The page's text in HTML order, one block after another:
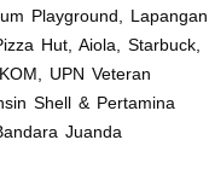
Playground,
Hut, Aiola, Starbuck,
UPN Veteran
Shell & Pertamina
Juanda